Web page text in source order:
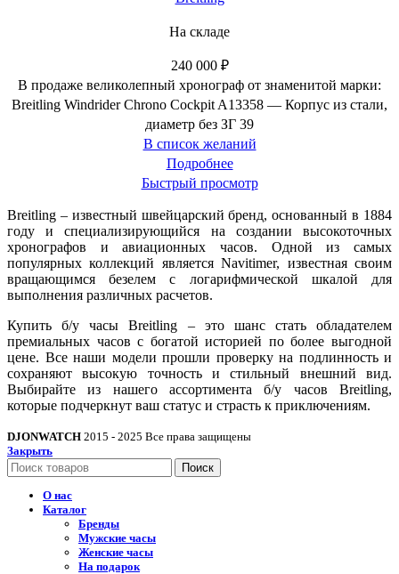
На складе
240 000 ₽
В продаже великолепный хронограф от знаменитой марки:
Breitling Windrider Chrono Cockpit A13358 — Корпус из стали,
диаметр без ЗГ 39
В список желаний
Подробнее
Быстрый просмотр
Breitling – известный швейцарский бренд, основанный в 1884
году и специализирующийся на создании высокоточных
хронографов и авиационных часов. Одной из самых
популярных коллекций является Navitimer, известная своим
вращающимся безелем с логарифмической шкалой для
выполнения различных расчетов.
Купить б/у часы Breitling – это шанс стать обладателем
премиальных часов с богатой историей по более выгодной
цене. Все наши модели прошли проверку на подлинность и
сохраняют высокую точность и стильный внешний вид.
Выбирайте из нашего ассортимента б/у часов Breitling,
которые подчеркнут ваш статус и страсть к приключениям.
DJONWATCH 2015 - 2025 Все права защищены
Закрыть
Поиск
О нас
Каталог
Бренды
Мужские часы
Женские часы
На подарок